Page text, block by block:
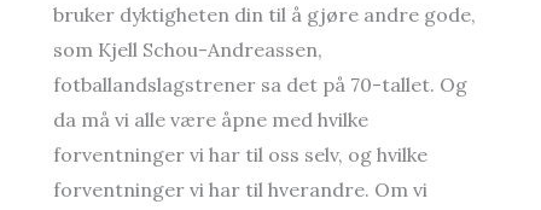
bruker dyktigheten din til å gjøre andre gode,
som Kjell Schou-Andreassen,
fotballandslagstrener sa det på 70-tallet. Og
da må vi alle være åpne med hvilke
forventninger vi har til oss selv, og hvilke
forventninger vi har til hverandre. Om vi